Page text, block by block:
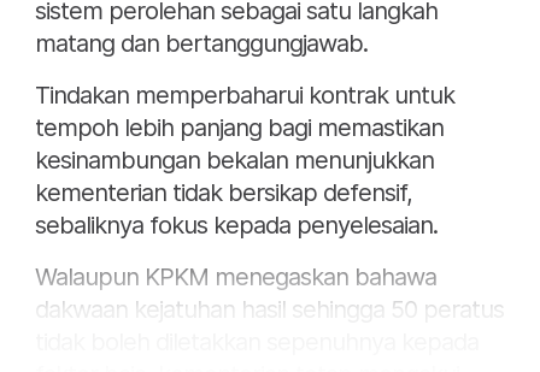
sistem perolehan sebagai satu langkah
matang dan bertanggungjawab.
Tindakan memperbaharui kontrak untuk
tempoh lebih panjang bagi memastikan
kesinambungan bekalan menunjukkan
kementerian tidak bersikap defensif,
sebaliknya fokus kepada penyelesaian.
Walaupun KPKM menegaskan bahawa
dakwaan kejatuhan hasil sehingga 50 peratus